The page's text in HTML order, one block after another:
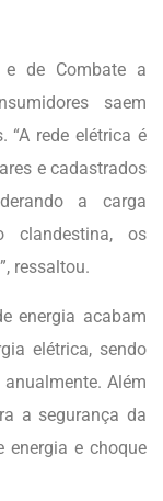
e de Combate a
saem
“A rede elétrica é
e cadastrados
a carga
clandestina, os
ressaltou.
energia acabam
elétrica, sendo
Além
a segurança da
energia e choque